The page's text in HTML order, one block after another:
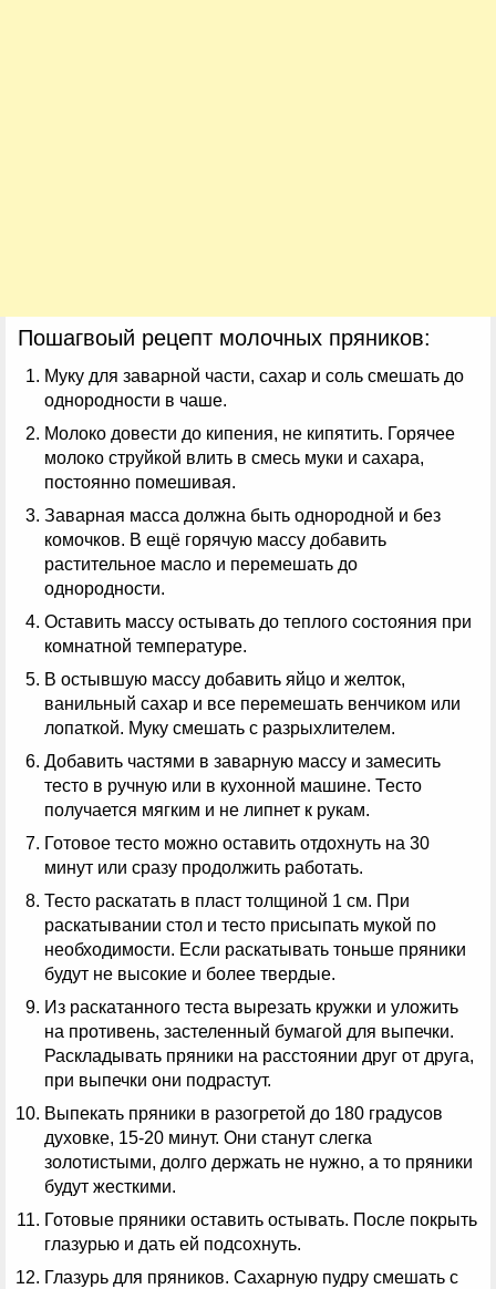
Пошагвоый рецепт молочных пряников:
Муку для заварной части, сахар и соль смешать до
однородности в чаше.
Молоко довести до кипения, не кипятить. Горячее
молоко струйкой влить в смесь муки и сахара,
постоянно помешивая.
Заварная масса должна быть однородной и без
комочков. В ещё горячую массу добавить
растительное масло и перемешать до
однородности.
Оставить массу остывать до теплого состояния при
комнатной температуре.
В остывшую массу добавить яйцо и желток,
ванильный сахар и все перемешать венчиком или
лопаткой. Муку смешать с разрыхлителем.
Добавить частями в заварную массу и замесить
тесто в ручную или в кухонной машине. Тесто
получается мягким и не липнет к рукам.
Готовое тесто можно оставить отдохнуть на 30
минут или сразу продолжить работать.
Тесто раскатать в пласт толщиной 1 см. При
раскатывании стол и тесто присыпать мукой по
необходимости. Если раскатывать тоньше пряники
будут не высокие и более твердые.
Из раскатанного теста вырезать кружки и уложить
на противень, застеленный бумагой для выпечки.
Раскладывать пряники на расстоянии друг от друга,
при выпечки они подрастут.
Выпекать пряники в разогретой до 180 градусов
духовке, 15-20 минут. Они станут слегка
золотистыми, долго держать не нужно, а то пряники
будут жесткими.
Готовые пряники оставить остывать. После покрыть
глазурью и дать ей подсохнуть.
Глазурь для пряников. Сахарную пудру смешать с